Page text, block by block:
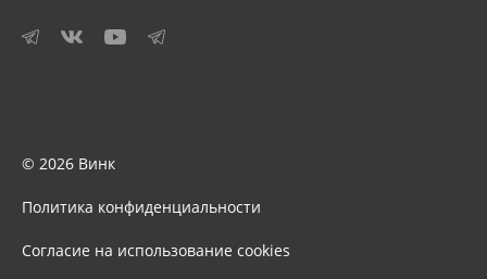
© 2026 Винк
Политика конфиденциальности
Согласие на использование cookies